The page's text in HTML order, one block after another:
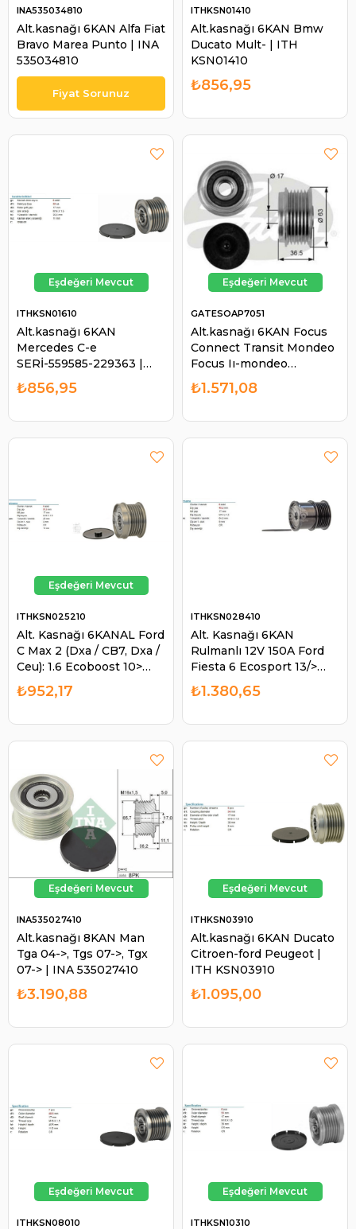
Alt.kasnağı 6KAN Alfa Fiat
Bravo Marea Punto | INA
535034810
INA535034810
Alt.kasnağı 6KAN Bmw
Ducato Mult- | ITH
KSN01410
ITHKSN01410
₺856,95
Alt.kasnağı 6KAN
Mercedes C-e
SERİ-559585-229363 |
ITH KSN01610
ITHKSN01610
₺856,95
Alt.kasnağı 6KAN Focus
Connect Transit Mondeo
Focus Iı-mondeo
Connect C-max
535009810 | GATES
GATESOAP7051
₺1.571,08
Alt. Kasnağı 6KANAL Ford
C Max 2 (Dxa / CB7, Dxa /
Ceu): 1.6 Ecoboost 10>
Focus 3 1.6 Ecoboost 11>
Volvo S60 2 | ITH
ITHKSN025210
₺952,17
Alt. Kasnağı 6KAN
Rulmanlı 12V 150A Ford
Fiesta 6 Ecosport 13/>
Focus 3 11/> B Max 12/>
1,0 Gtdı 12V Ecoboss
ITHKSN028410
₺1.380,65
Alt.kasnağı 8KAN Man
Tga 04->, Tgs 07->, Tgx
07-> | INA 535027410
INA535027410
₺3.190,88
Alt.kasnağı 6KAN Ducato
Citroen-ford Peugeot |
ITH KSN03910
ITHKSN03910
₺1.095,00
ITHKSN08010 ITHKSN10310